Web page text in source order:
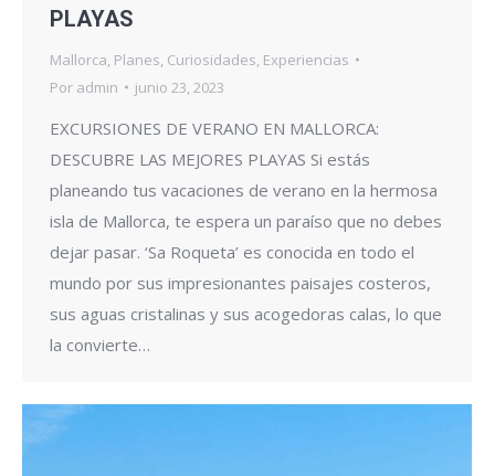
PLAYAS
Mallorca Planes Curiosidades Experiencias
Por admin junio 23, 2023
EXCURSIONES DE VERANO EN MALLORCA:
DESCUBRE LAS MEJORES PLAYAS Si estás
planeando tus vacaciones de verano en la hermosa
isla de Mallorca, te espera un paraíso que no debes
dejar pasar. ‘Sa Roqueta’ es conocida en todo el
mundo por sus impresionantes paisajes costeros,
sus aguas cristalinas y sus acogedoras calas, lo que
la convierte…